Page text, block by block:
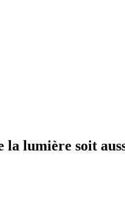
la lumière soit